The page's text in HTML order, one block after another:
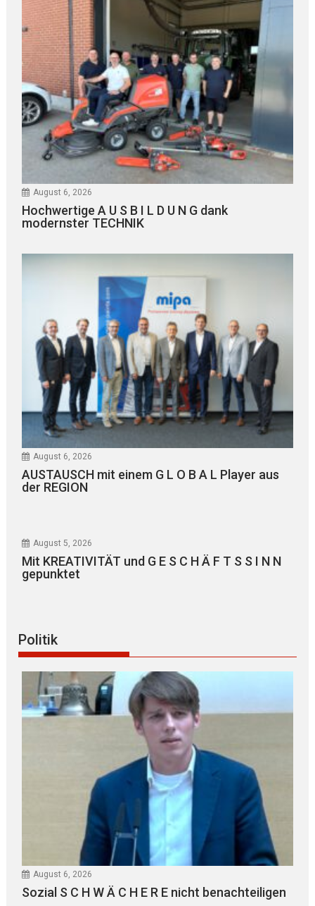
August 6, 2026
Hochwertige A U S B I L D U N G dank
modernster TECHNIK
August 6, 2026
AUSTAUSCH mit einem G L O B A L Player aus
der REGION
August 5, 2026
Mit KREATIVITÄT und G E S C H Ä F T S S I N N
gepunktet
Politik
August 6, 2026
Sozial S C H W Ä C H E R E nicht benachteiligen